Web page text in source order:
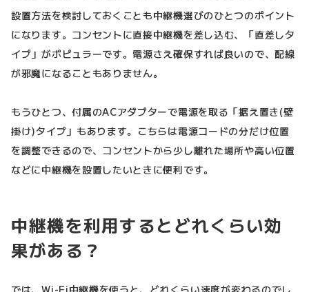
設置方法を検討しておくことも中継機選びのひとつのポイント
になります。コンセントに直接中継機を差し込む、「直差しタ
イプ」がポピュラーです。電源さえ確保すれば良いので、配線
が邪魔になることもありません。
もうひとつ、付属のACアダプターで電源を取る「据え置き(壁
掛け)タイプ」もあります。こちらは電源コードの分だけ位置
を調整できるので、コンセントから少し離れた場所や高い位置
などに中継機を設置したいときに便利です。
中継機を利用するとどれくらい効
果がある？
では、Wi-Fi中継機を使うと、どれくらい速度が変わるのでし